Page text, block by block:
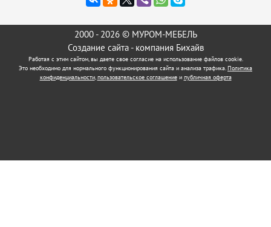
2000 - 2026 © МУРОМ-МЕБЕЛЬ
Создание сайта- компания Бихайв
Работая с этим сайтом, вы даете свое согласие на использование файлов cookie.
Это необходимо для нормального функционирования сайта и анализа трафика.Политика
конфиденциальности,пользовательское соглашениеи публичная оферта